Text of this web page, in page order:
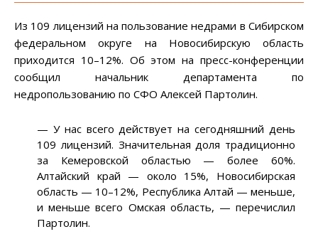
Из 109 лицензий на пользование недрами в Сибирском
федеральном округе на Новосибирскую область
приходится 10–12%. Об этом на пресс-конференции
сообщил начальник департамента по
недропользованию по СФО Алексей Партолин.
— У нас всего действует на сегодняшний день
109 лицензий. Значительная доля традиционно
за Кемеровской областью — более 60%.
Алтайский край — около 15%, Новосибирская
область — 10–12%, Республика Алтай — меньше,
и меньше всего Омская область, — перечислил
Партолин.